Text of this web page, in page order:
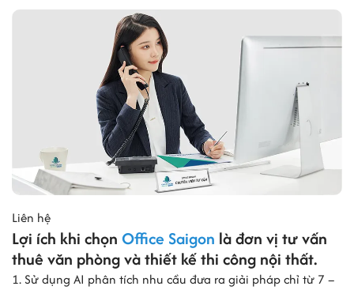
Liên hệ
Lợi ích khi chọn Office Saigon là đơn vị tư vấn
thuê văn phòng và thiết kế thi công nội thất.
1. Sử dụng AI phân tích nhu cầu đưa ra giải pháp chỉ từ 7 –